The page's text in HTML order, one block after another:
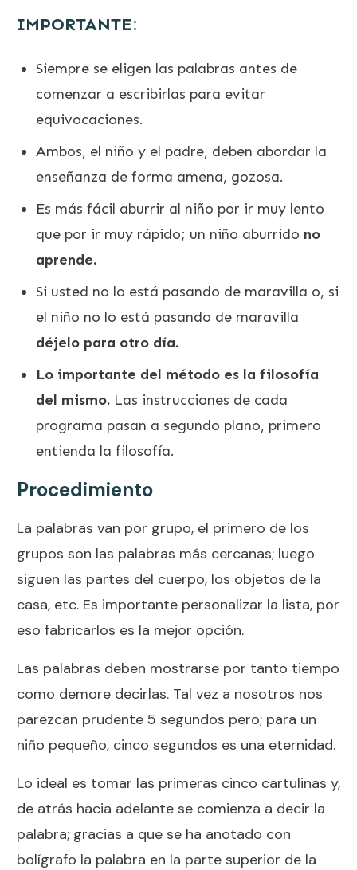
IMPORTANTE:
Siempre se eligen las palabras antes de
comenzar a escribirlas para evitar
equivocaciones.
Ambos, el niño y el padre, deben abordar la
enseñanza de forma amena, gozosa.
Es más fácil aburrir al niño por ir muy lento
que por ir muy rápido; un niño aburrido no
aprende.
Si usted no lo está pasando de maravilla o, si
el niño no lo está pasando de maravilla
déjelo para otro día.
Lo importante del método es la filosofía
del mismo. Las instrucciones de cada
programa pasan a segundo plano, primero
entienda la filosofía.
Procedimiento
La palabras van por grupo, el primero de los
grupos son las palabras más cercanas; luego
siguen las partes del cuerpo, los objetos de la
casa, etc. Es importante personalizar la lista, por
eso fabricarlos es la mejor opción.
Las palabras deben mostrarse por tanto tiempo
como demore decirlas. Tal vez a nosotros nos
parezcan prudente 5 segundos pero; para un
niño pequeño, cinco segundos es una eternidad.
Lo ideal es tomar las primeras cinco cartulinas y,
de atrás hacia adelante se comienza a decir la
palabra; gracias a que se ha anotado con
bolígrafo la palabra en la parte superior de la